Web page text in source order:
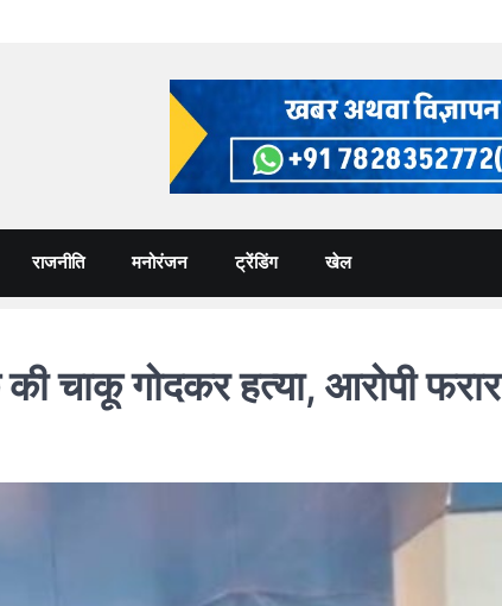
राजनीति मनोरंजन ट्रेंडिंग खेल
गोदकर हत्या, आरोपी फरार